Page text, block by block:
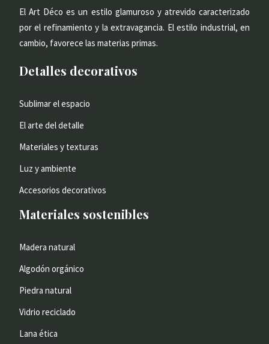
El Art Déco es un estilo glamuroso y atrevido caracterizado
por el refinamiento y la extravagancia. El estilo industrial, en
cambio, favorece las materias primas.
Detalles decorativos
Sublimar el espacio
El arte del detalle
Materiales y texturas
Luz y ambiente
Accesorios decorativos
Materiales sostenibles
Madera natural
Algodón orgánico
Piedra natural
Vidrio reciclado
Lana ética